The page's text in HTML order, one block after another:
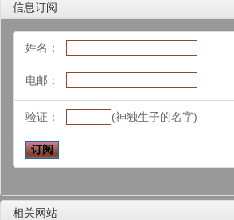
信息订阅
姓名：
电邮：
验证： (神独生子的名字)
相关网站